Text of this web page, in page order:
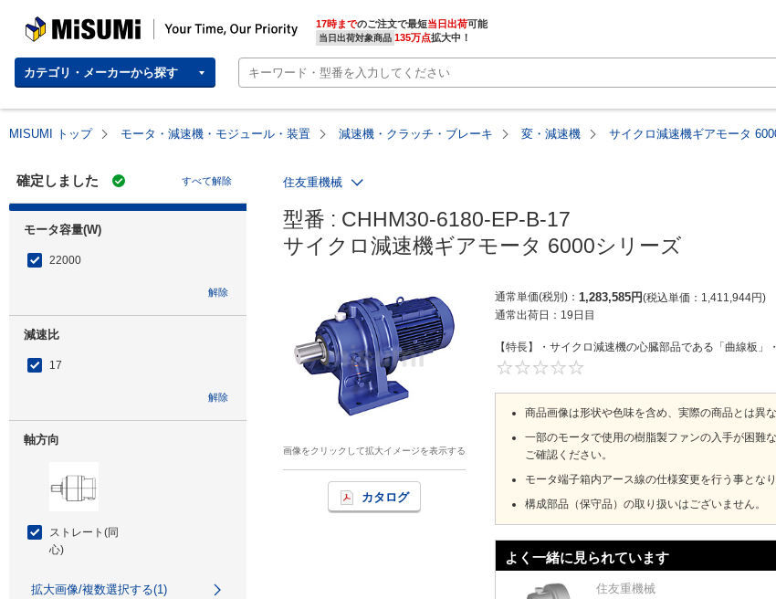
MISUMI | Your Time, Our Priority 17時までのご注文で最短当日出荷
当日出荷対象商品 135万点拡大中！
カテゴリ・メーカーから探す
MISUMI トップ モータ・減速機・モジュール・装置 減速機・クラッチ・ブレーキ 変・減速機 サイクロ減速機ギアモータ
確定しました すべて解除
モータ容量(W)
22000
解除
減速比
17
解除
軸方向
ストレート(同
心)
拡大画像/複数選択する(1)
住友重機械
型番 : CHHM30-6180-EP-B-17
サイクロ減速機ギアモータ 6000シリーズ
画像をクリックして拡大イメージを表示する
カタログ
通常単価(税別) 1,283,585円 税込単価 1,411,944円
通常出荷日： 19日目
【特長】・サイクロ減速機の心臓部品である「曲線板
商品画像は形状や色味を含め、実際の商品とは異
一部のモータで使用の樹脂製ファンの入手が困難
ご確認ください。
モータ端子箱内アース線の仕様変更を行う事とな
構成部品（保守品）の取り扱いはございません。
よく一緒に見られています
住友重機械